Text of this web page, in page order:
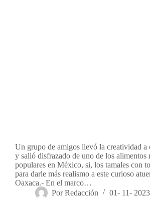
Un grupo de amigos llevó la creatividad a
y salió disfrazado de uno de los alimentos
populares en México, si, los tamales con
para darle más realismo a este curioso
Oaxaca.- En el marco…
Por Redacción 01- 11- 2023